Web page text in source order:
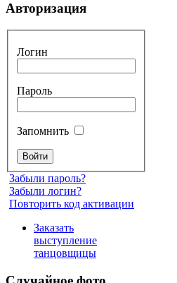
Авторизация
Логин
Пароль
Запомнить
Забыли пароль?
Забыли логин?
Повторить код активации
Заказать
выступление
танцовщицы